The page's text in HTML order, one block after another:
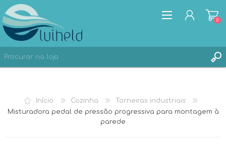
REGISTAR
ENTRAR
0
Início Cozinha
Torneiras industriais
Misturadora pedal de pressão progressiva para montagem à
parede